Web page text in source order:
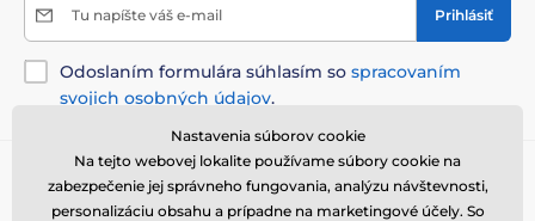
Tu napíšte váš e-mail Prihlásiť
Odoslaním formulára súhlasím so spracovaním
svojich osobných údajov.
Potrebujete poradiť
Zákaznický servis je k dispozícii
Nastavenia súborov cookie
Na tejto webovej lokalite používame súbory cookie na
zabezpečenie jej správneho fungovania, analýzu návštevnosti,
personalizáciu obsahu a prípadne na marketingové účely. So